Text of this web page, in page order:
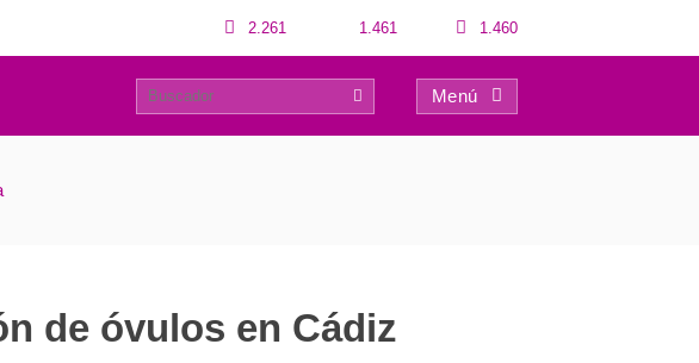
2.261 1.461 1.460
Menú
231 0
de óvulos en Cádiz